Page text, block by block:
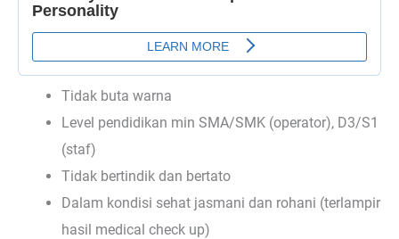
Tidak buta warna
Level pendidikan min SMA/SMK (operator), D3/S1
(staf)
Tidak bertindik dan bertato
Dalam kondisi sehat jasmani dan rohani (terlampir
hasil medical check up)